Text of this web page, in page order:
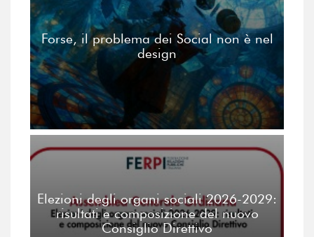
Forse, il problema dei Social non è nel
design
Elezioni degli organi sociali 2026-2029:
risultati e composizione del nuovo
Consiglio Direttivo